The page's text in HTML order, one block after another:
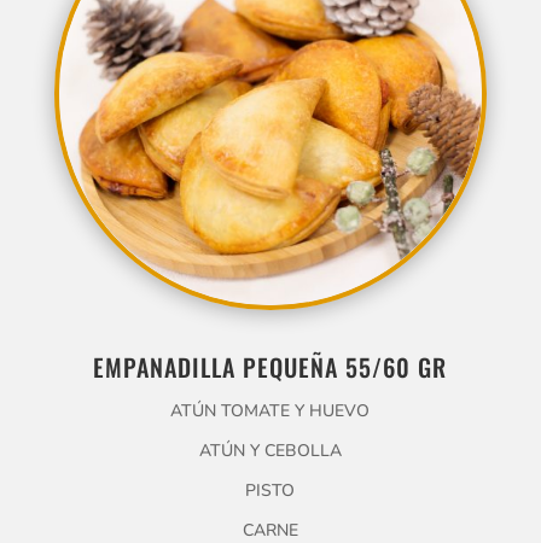
EMPANADILLA PEQUEÑA 55/60 GR
ATÚN TOMATE Y HUEVO
ATÚN Y CEBOLLA
PISTO
CARNE